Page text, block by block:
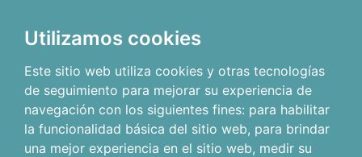
Utilizamos cookies
Este sitio web utiliza cookies y otras tecnologías
de seguimiento para mejorar su experiencia de
navegación con los siguientes fines: para habilitar
la funcionalidad básica del sitio web, para brindar
una mejor experiencia en el sitio web, medir su